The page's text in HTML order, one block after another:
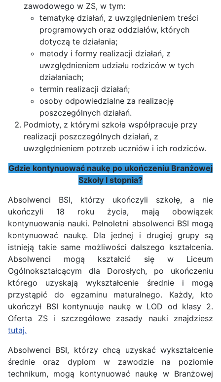
zawodowego w ZS, w tym:
tematykę działań, z uwzględnieniem treści
programowych oraz oddziałów, których
dotyczą te działania;
metody i formy realizacji działań, z
uwzględnieniem udziału rodziców w tych
działaniach;
termin realizacji działań;
osoby odpowiedzialne za realizację
poszczególnych działań.
Podmioty, z którymi szkoła współpracuje przy
realizacji poszczególnych działań, z
uwzględnieniem potrzeb uczniów i ich rodziców.
Gdzie kontynuować naukę po ukończeniu Branżowej
Szkoły I stopnia?
Absolwenci BSI, którzy ukończyli szkołę, a nie
ukończyli 18 roku życia, mają obowiązek
kontynuowania nauki. Pełnoletni absolwenci BSI mogą
kontynuować naukę. Dla jednej i drugiej grupy są
istnieją takie same możliwości dalszego kształcenia.
Absolwenci mogą kształcić się w Liceum
Ogólnokształcącym dla Dorosłych, po ukończeniu
którego uzyskają wykształcenie średnie i mogą
przystąpić do egzaminu maturalnego. Każdy, kto
ukończył BSI kontynuuje naukę w LOD od klasy 2.
Oferta ZS i szczegółowe zasady nauki znajdziesz
tutaj.
Absolwenci BSI, którzy chcą uzyskać wykształcenie
średnie oraz dyplom w zawodzie na poziomie
technikum, mogą kontynuować naukę w Branżowej